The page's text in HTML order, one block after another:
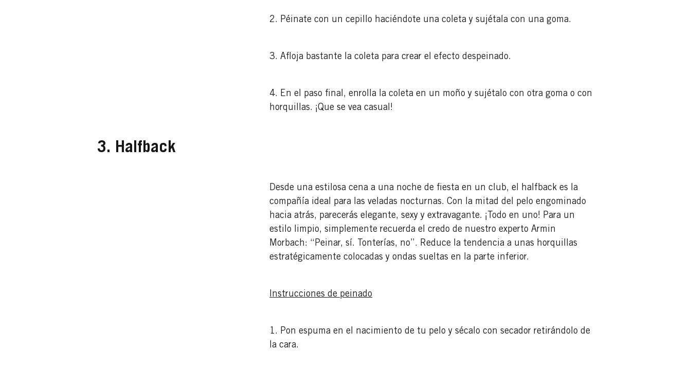
2. Péinate con un cepillo haciéndote una coleta y sujétala con una goma.
3. Afloja bastante la coleta para crear el efecto despeinado.
4. En el paso final, enrolla la coleta en un moño y sujétalo con otra goma o con
horquillas. ¡Que se vea casual!
3. Halfback
Desde una estilosa cena a una noche de fiesta en un club, el halfback es la
compañía ideal para las veladas nocturnas. Con la mitad del pelo engominado
hacia atrás, parecerás elegante, sexy y extravagante. ¡Todo en uno! Para un
estilo limpio, simplemente recuerda el credo de nuestro experto Armin
Morbach: “Peinar, sí. Tonterías, no”. Reduce la tendencia a unas horquillas
estratégicamente colocadas y ondas sueltas en la parte inferior.
Instrucciones de peinado
1. Pon espuma en el nacimiento de tu pelo y sécalo con secador retirándolo de
la cara.